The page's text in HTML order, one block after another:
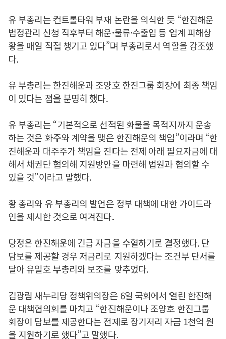
유 부총리는 컨트롤타워 부재 논란을 의식한 듯 “한진해운
법정관리 신청 직후부터 해운·물류·수출입 등 업계 피해상
황을 매일 직접 챙기고 있다”며 부총리로서 역할을 강조했
다.
유 부총리는 한진해운과 조양호 한진그룹 회장에 최종 책임
이 있다는 점을 분명히 했다.
유 부총리는 “기본적으로 선적된 화물을 목적지까지 운송
하는 것은 화주와 계약을 맺은 한진해운의 책임”이라며 “한
진해운과 대주주가 책임을 진다는 전제 아래 필요자금에 대
해서 채권단 협의해 지원방안을 마련해 법원과 협의할 수
있을 것”이라고 말했다.
황 총리와 유 부총리의 발언은 정부 대책에 대한 가이드라
인을 제시한 것으로 여겨진다.
당정은 한진해운에 긴급 자금을 수혈하기로 결정했다. 단
담보를 제공할 경우 저금리로 지원하겠다는 조건부 단서를
달아 유일호 부총리와 보조를 맞추었다.
김광림 새누리당 정책위의장은 6일 국회에서 열린 한진해
운 대책협의회를 마치고 “한진해운이나 조양호 한진그룹
회장이 담보를 제공한다는 전제로 장기저리 자금 1천억 원
을 지원하기로 했다”고 말했다.